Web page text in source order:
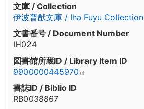
文庫 / Collection
伊波普猷文庫 / Iha Fuyu Collection
文書番号 / Document Number
IH024
図書館所蔵ID / Library Item ID
9900000445970
書誌ID / Biblio ID
RB0038867